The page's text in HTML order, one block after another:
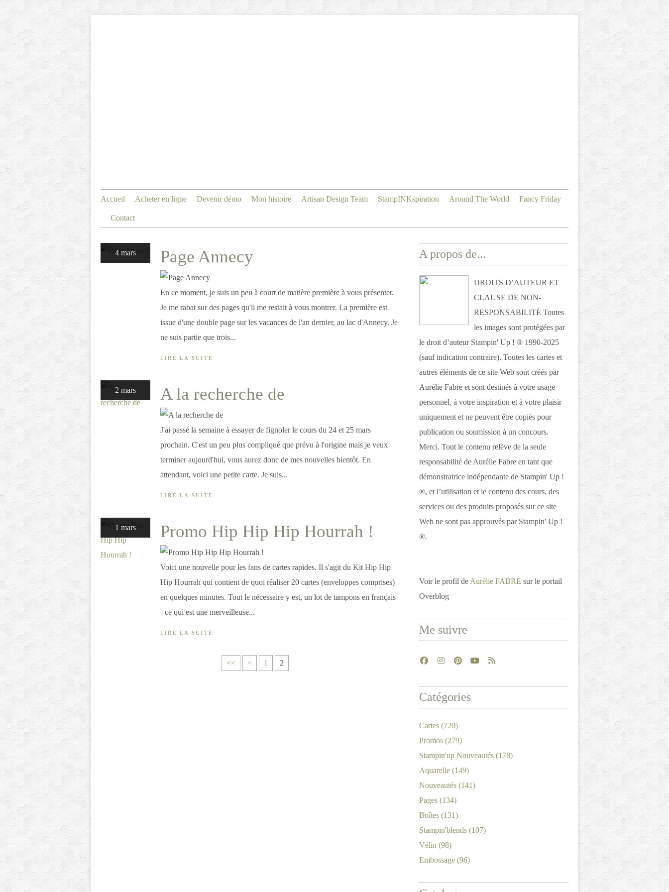
Accueil Acheter en ligne Devenir démo Mon histoire Artisan Design Team StampINKspiration Around The World Fancy Friday
Contact
4 mars Page Annecy
En ce moment, je suis un peu à court de matière première à vous présenter.
Je me rabat sur des pages qu'il me restait à vous montrer. La première est
issue d'une double page sur les vacances de l'an dernier, au lac d'Annecy. Je
ne suis partie que trois...
LIRE LA SUITE
2 mars A la recherche de
J'ai passé la semaine à essayer de fignoler le cours du 24 et 25 mars
prochain. C'est un peu plus compliqué que prévu à l'origine mais je veux
terminer aujourd'hui, vous aurez donc de mes nouvelles bientôt. En
attendant, voici une petite carte. Je suis...
LIRE LA SUITE
1 mars Promo Hip Hip Hip Hourrah !
Voici une nouvelle pour les fans de cartes rapides. Il s'agit du Kit Hip Hip
Hip Hourrah qui contient de quoi réaliser 20 cartes (enveloppes comprises)
en quelques minutes. Tout le nécessaire y est, un lot de tampons en français
- ce qui est une merveilleuse...
LIRE LA SUITE
<< < 1 2
A propos de...
DROITS D’AUTEUR ET
CLAUSE DE NON-
RESPONSABILITÉ Toutes
les images sont protégées par
le droit d’auteur Stampin' Up ! ® 1990-2025
(sauf indication contraire). Toutes les cartes et
autres éléments de ce site Web sont créés par
Aurélie Fabre et sont destinés à votre usage
personnel, à votre inspiration et à votre plaisir
uniquement et ne peuvent être copiés pour
publication ou soumission à un concours.
Merci. Tout le contenu relève de la seule
responsabilité de Aurélie Fabre en tant que
démonstratrice indépendante de Stampin' Up !
®, et l’utilisation et le contenu des cours, des
services ou des produits proposés sur ce site
Web ne sont pas approuvés par Stampin' Up !
®.
Voir le profil de Aurélie FABRE sur le portail
Overblog
Me suivre
Catégories
Cartes (720)
Promos (279)
Stampin'up Nouveautés (178)
Aquarelle (149)
Nouveautés (141)
Pages (134)
Boîtes (131)
Stampin'blends (107)
Vélin (98)
Embossage (96)